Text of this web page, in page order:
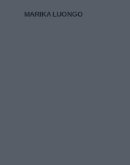
MARIKA LUONGO